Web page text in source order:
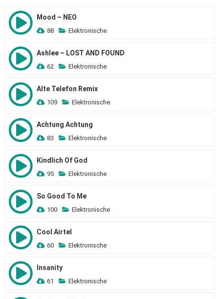
Mood – NEO
88 Elektronische
Ashlee – LOST AND FOUND
62 Elektronische
Alte Telefon Remix
109 Elektronische
Achtung Achtung
83 Elektronische
Кindlich Of God
95 Elektronische
So Good To Me
100 Elektronische
Cool Airtel
60 Elektronische
Insanity
61 Elektronische